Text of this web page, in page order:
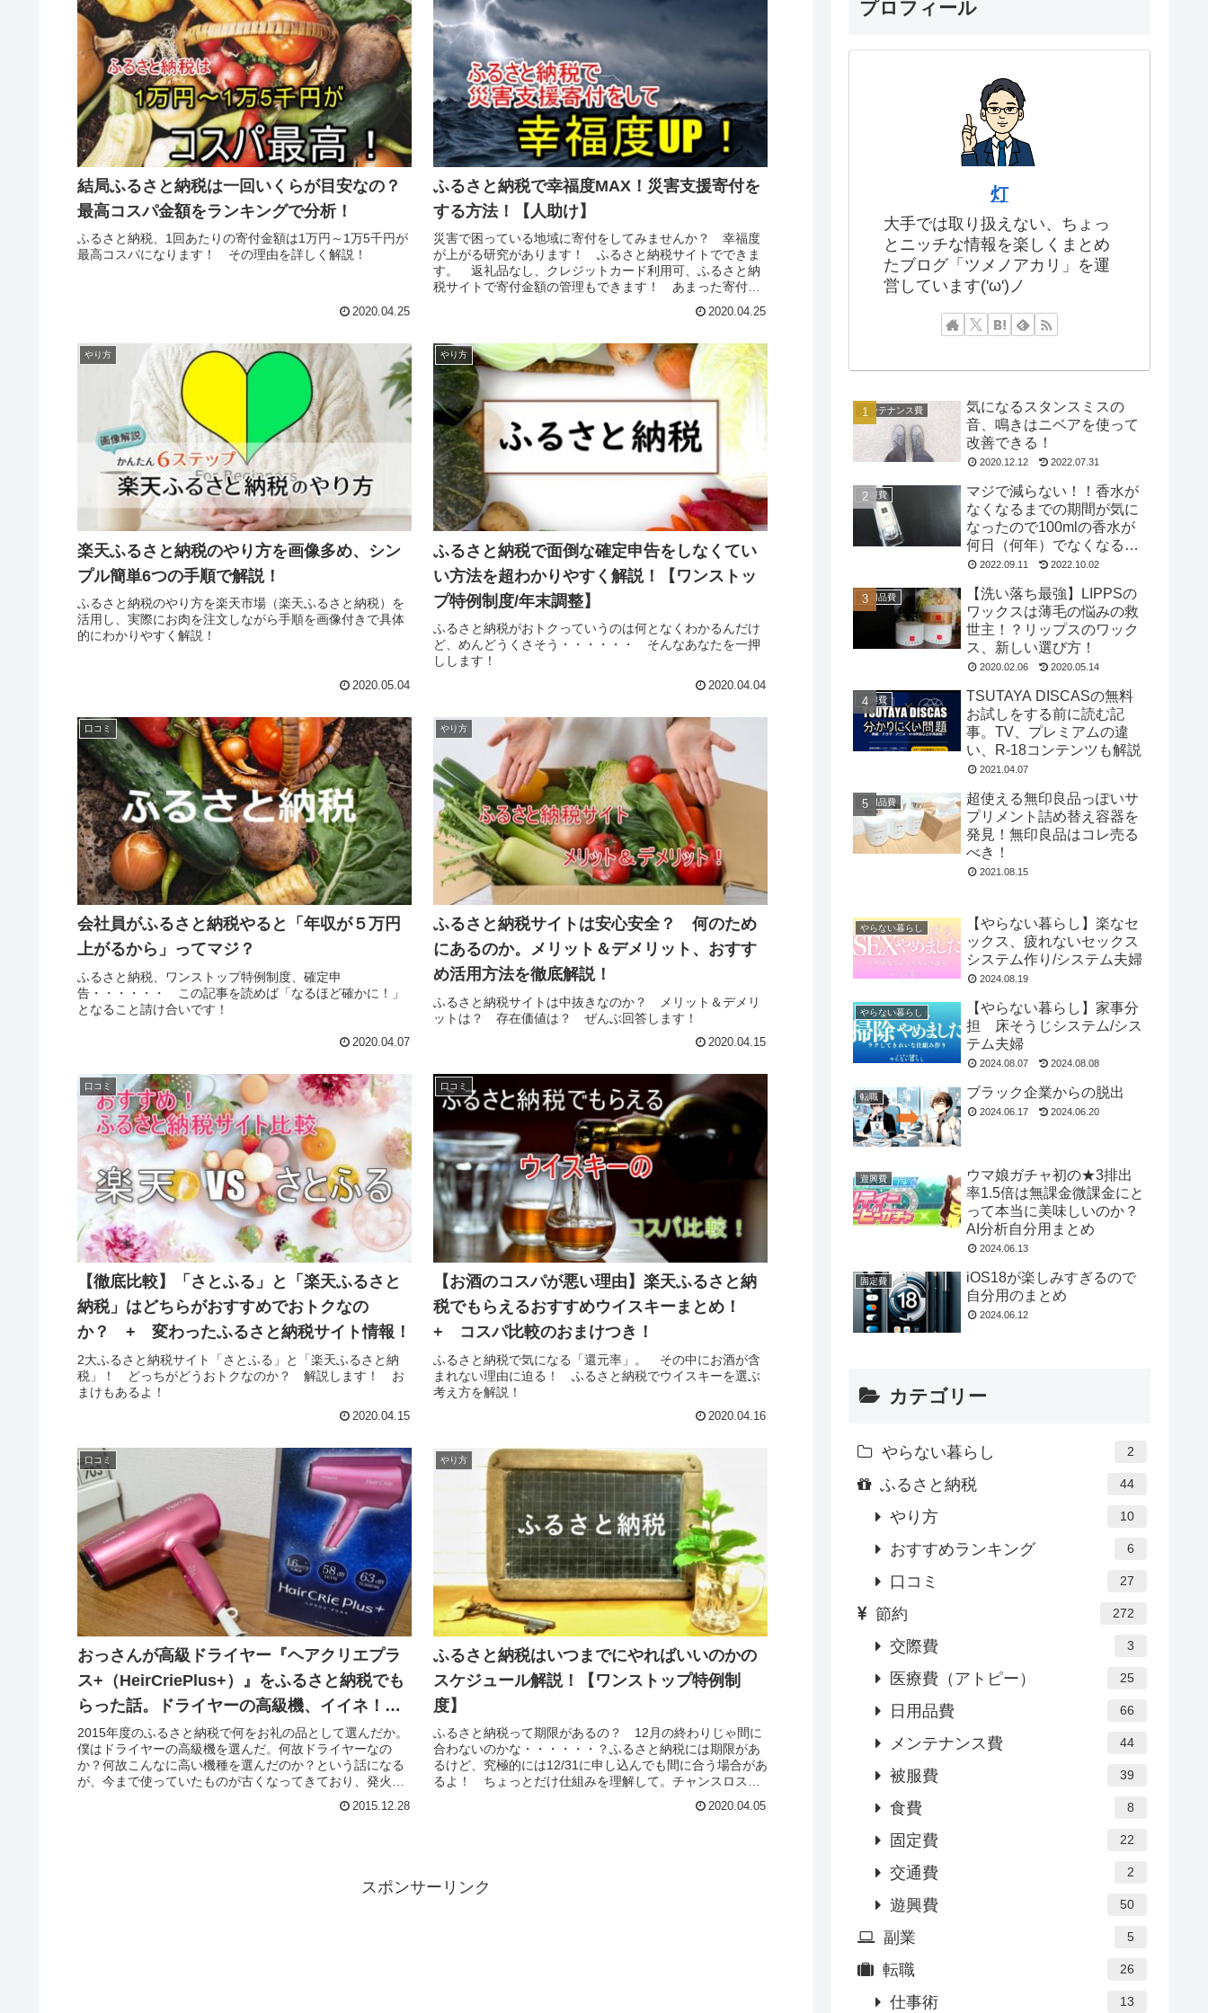
結局ふるさと納税は一回いくらが目安なの？
最高コスパ金額をランキングで分析！
ふるさと納税、1回あたりの寄付金額は1万円～1万5千円が
最高コスパになります！ その理由を詳しく解説！
2020.04.25
ふるさと納税で幸福度MAX！災害支援寄付を
する方法！【人助け】
災害で困っている地域に寄付をしてみませんか？ 幸福度
が上がる研究があります！ ふるさと納税サイトでできま
す。 返礼品なし、クレジットカード利用可、ふるさと納
税サイトで寄付金額の管理もできます！ あまった寄付金
2020.04.25
やり方
楽天ふるさと納税のやり方を画像多め、シン
プル簡単6つの手順で解説！
ふるさと納税のやり方を楽天市場（楽天ふるさと納税）を
活用し、実際にお肉を注文しながら手順を画像付きで具体
的にわかりやすく解説！
2020.05.04
やり方
ふるさと納税で面倒な確定申告をしなくてい
い方法を超わかりやすく解説！【ワンストッ
プ特例制度/年末調整】
ふるさと納税がおトクっていうのは何となくわかるんだけ
ど、めんどうくさそう・・・・・・ そんなあなたを一押
しします！
2020.04.04
口コミ
会社員がふるさと納税やると「年収が５万円
上がるから」ってマジ？
ふるさと納税、ワンストップ特例制度、確定申
告・・・・・・ この記事を読めば「なるほど確かに！」
となること請け合いです！
2020.04.07
やり方
ふるさと納税サイトは安心安全？ 何のため
にあるのか。メリット＆デメリット、おすす
め活用方法を徹底解説！
ふるさと納税サイトは中抜きなのか？ メリット＆デメリ
ットは？ 存在価値は？ ぜんぶ回答します！
2020.04.15
口コミ
【徹底比較】「さとふる」と「楽天ふるさと
納税」はどちらがおすすめでおトクなの
か？ + 変わったふるさと納税サイト情報！
2大ふるさと納税サイト「さとふる」と「楽天ふるさと納
税」！ どっちがどうおトクなのか？ 解説します！ お
まけもあるよ！
2020.04.15
口コミ
【お酒のコスパが悪い理由】楽天ふるさと納
税でもらえるおすすめウイスキーまとめ！
+ コスパ比較のおまけつき！
ふるさと納税で気になる「還元率」。 その中にお酒が含
まれない理由に迫る！ ふるさと納税でウイスキーを選ぶ
考え方を解説！
2020.04.16
口コミ
おっさんが高級ドライヤー『ヘアクリエプラ
ス+（HeirCriePlus+）』をふるさと納税でも
らった話。ドライヤーの高級機、イイネ！
（抜け毛対策的な意味で）
2015年度のふるさと納税で何をお礼の品として選んだか。
僕はドライヤーの高級機を選んだ。何故ドライヤーなの
か？何故こんなに高い機種を選んだのか？という話になる
が、今まで使っていたものが古くなってきており、発火し
2015.12.28
やり方
ふるさと納税はいつまでにやればいいのかの
スケジュール解説！【ワンストップ特例制
度】
ふるさと納税って期限があるの？ 12月の終わりじゃ間に
合わないのかな・・・・・・？ふるさと納税には期限があ
るけど、究極的には12/31に申し込んでも間に合う場合があ
るよ！ ちょっとだけ仕組みを理解して。チャンスロスを
2020.04.05
スポンサーリンク
プロフィール
灯
大手では取り扱えない、ちょっ
とニッチな情報を楽しくまとめ
たブログ「ツメノアカリ」を運
営しています('ω')ノ
メンテナンス費
気になるスタンスミスの
音、鳴きはニベアを使って
改善できる！
2020.12.12 2022.07.31
被服費
マジで減らない！！香水が
なくなるまでの期間が気に
なったので100mlの香水が
何日（何年）でなくなるの
か試してみた
2022.09.11 2022.10.02
日用品費
【洗い落ち最強】LIPPSの
ワックスは薄毛の悩みの救
世主！？リップスのワック
ス、新しい選び方！
2020.02.06 2020.05.14
遊興費
TSUTAYA DISCASの無料
お試しをする前に読む記
事。TV、プレミアムの違
い、R-18コンテンツも解説
2021.04.07
日用品費
超使える無印良品っぽいサ
プリメント詰め替え容器を
発見！無印良品はコレ売る
べき！
2021.08.15
やらない暮らし
【やらない暮らし】楽なセ
ックス、疲れないセックス
システム作り/システム夫婦
2024.08.19
やらない暮らし
【やらない暮らし】家事分
担 床そうじシステム/シス
テム夫婦
2024.08.07 2024.08.08
転職 ブラック企業からの脱出
2024.06.17 2024.06.20
遊興費
ウマ娘ガチャ初の★3排出
率1.5倍は無課金微課金にと
って本当に美味しいのか？
AI分析自分用まとめ
2024.06.13
固定費
iOS18が楽しみすぎるので
自分用のまとめ
2024.06.12
カテゴリー
やらない暮らし 2
ふるさと納税 44
やり方 10
おすすめランキング 6
口コミ 27
節約 272
交際費 3
医療費（アトピー） 25
日用品費 66
メンテナンス費 44
被服費 39
食費 8
固定費 22
交通費 2
遊興費 50
副業 5
転職 26
仕事術 13